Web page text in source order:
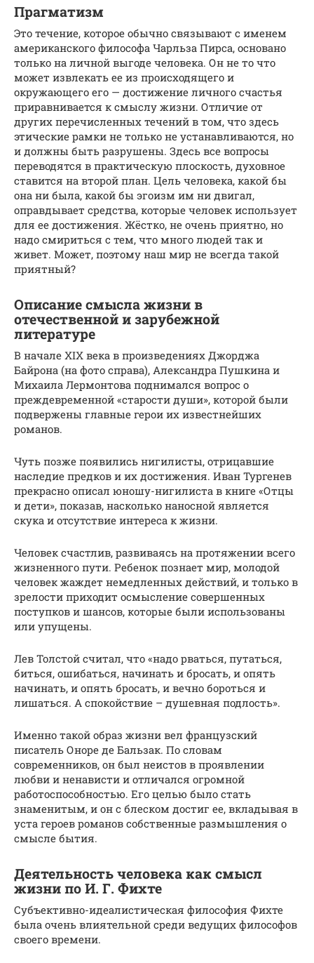
Прагматизм
Это течение, которое обычно связывают с именем
американского философа Чарльза Пирса, основано
только на личной выгоде человека. Он не то что
может извлекать ее из происходящего и
окружающего его — достижение личного счастья
приравнивается к смыслу жизни. Отличие от
других перечисленных течений в том, что здесь
этические рамки не только не устанавливаются, но
и должны быть разрушены. Здесь все вопросы
переводятся в практическую плоскость, духовное
ставится на второй план. Цель человека, какой бы
она ни была, какой бы эгоизм им ни двигал,
оправдывает средства, которые человек использует
для ее достижения. Жёстко, не очень приятно, но
надо смириться с тем, что много людей так и
живет. Может, поэтому наш мир не всегда такой
приятный?
Описание смысла жизни в
отечественной и зарубежной
литературе
В начале XIX века в произведениях Джорджа
Байрона (на фото справа), Александра Пушкина и
Михаила Лермонтова поднимался вопрос о
преждевременной «старости души», которой были
подвержены главные герои их известнейших
романов.
Чуть позже появились нигилисты, отрицавшие
наследие предков и их достижения. Иван Тургенев
прекрасно описал юношу-нигилиста в книге «Отцы
и дети», показав, насколько наносной является
скука и отсутствие интереса к жизни.
Человек счастлив, развиваясь на протяжении всего
жизненного пути. Ребенок познает мир, молодой
человек жаждет немедленных действий, и только в
зрелости приходит осмысление совершенных
поступков и шансов, которые были использованы
или упущены.
Лев Толстой считал, что «надо рваться, путаться,
биться, ошибаться, начинать и бросать, и опять
начинать, и опять бросать, и вечно бороться и
лишаться. А спокойствие – душевная подлость».
Именно такой образ жизни вел французский
писатель Оноре де Бальзак. По словам
современников, он был неистов в проявлении
любви и ненависти и отличался огромной
работоспособностью. Его целью было стать
знаменитым, и он с блеском достиг ее, вкладывая в
уста героев романов собственные размышления о
смысле бытия.
Деятельность человека как смысл
жизни по И. Г. Фихте
Субъективно-идеалистическая философия Фихте
была очень влиятельной среди ведущих философов
своего времени.